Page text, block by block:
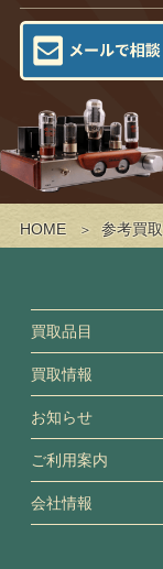
HOME 参考買
買取品目
買取情報
お知らせ
ご利用案内
会社情報